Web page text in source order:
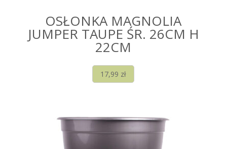
OSŁONKA MAGNOLIA
JUMPER TAUPE ŚR. 26CM H
22CM
17,99 zł